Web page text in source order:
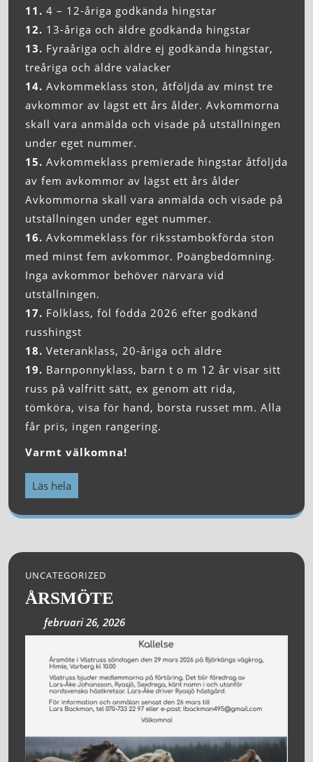
11. 4 – 12-åriga godkända hingstar
12. 13-åriga och äldre godkända hingstar
13. Fyraåriga och äldre ej godkända hingstar,
treåriga och äldre valacker
14. Avkommeklass ston, åtföljda av minst tre
avkommor av lägst ett års ålder. Avkommorna
skall vara anmälda och visade på utställningen
under eget nummer.
15. Avkommeklass premierade hingstar åtföljda
av fem avkommor av lägst ett års ålder
Avkommorna skall vara anmälda och visade på
utställningen under eget nummer.
16. Avkommeklass för riksstambokförda ston
med minst fem avkommor. Poängbedömning.
Inga avkommor behöver närvara vid
utställningen.
17. Fölklass, föl födda 2026 efter godkänd
russhingst
18. Veteranklass, 20-åriga och äldre
19. Barnponnyklass, barn t o m 12 år visar sitt
russ på valfritt sätt, ex genom att rida,
tömköra, visa för hand, borsta russet mm. Alla
får pris, ingen rangering.
Varmt välkomna!
Läs hela
UNCATEGORIZED
ÅRSMÖTE
februari 26, 2026